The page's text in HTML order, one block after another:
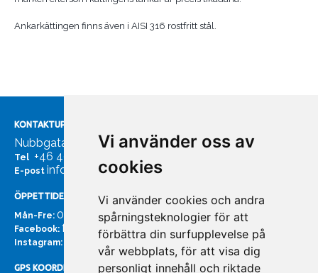
Vi använder oss av
cookies
Vi använder cookies och andra
spårningsteknologier för att
förbättra din surfupplevelse på
vår webbplats, för att visa dig
personligt innehåll och riktade
Ankarkättingen finns även i AISI 316 rostfritt stål.
KONTAKTUPPGIFTER
Nubbgatan 7, 211 24 Malmö
Tel +46 40185561
E-post info@bachmans.se
ÖPPETTIDER
Mån-Fre: 07:00 - 16:00
Facebook: facebook.com/bachmans.se
Instagram: instagram.com/bachmans.se
GPS KOORDINATER